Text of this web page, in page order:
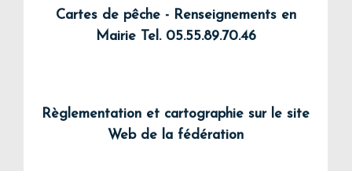
Cartes de pêche - Renseignements en
Mairie Tel. 05.55.89.70.46
Règlementation et cartographie sur le site
Web de la fédération